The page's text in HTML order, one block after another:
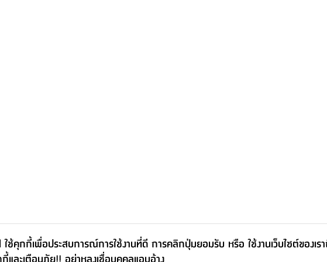
ช้คุกกี้เพื่อประสบการณ์การใช้งานที่ดี การคลิกปุ่มยอมรับ หรือ ใช้งานเว็บไซต์ของเร
กี้และเตือนภัย!! อย่าหลงเชื่อบุคคลแอบอ้าง